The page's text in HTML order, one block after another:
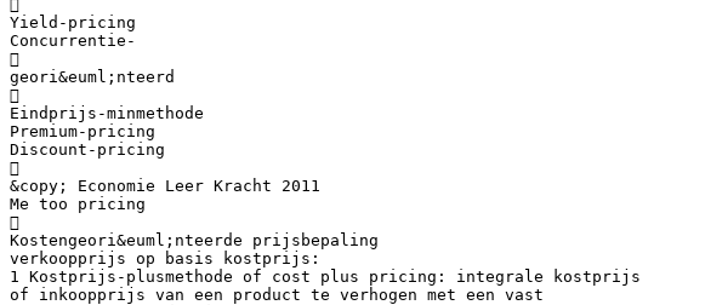

Yield-pricing
Concurrentie-

geori&euml;nteerd

Eindprijs-minmethode
Premium-pricing
Discount-pricing

&copy; Economie Leer Kracht 2011
Me too pricing

Kostengeori&euml;nteerde prijsbepaling
verkoopprijs op basis kostprijs:
1 Kostprijs-plusmethode of cost plus pricing: integrale kostprijs
of inkoopprijs van een product te verhogen met een vast